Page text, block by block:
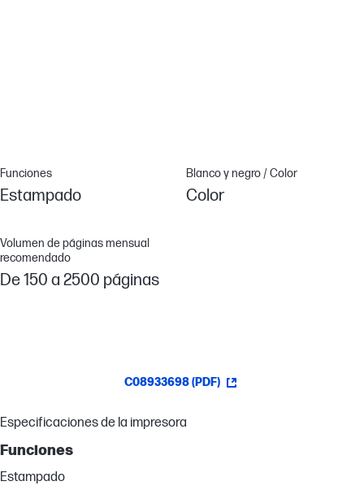
Funciones
Estampado
Blanco y negro / Color
Color
Volumen de páginas mensual
recomendado
De 150 a 2500 páginas
C08933698 (PDF)
Especificaciones de la impresora
Funciones
Estampado